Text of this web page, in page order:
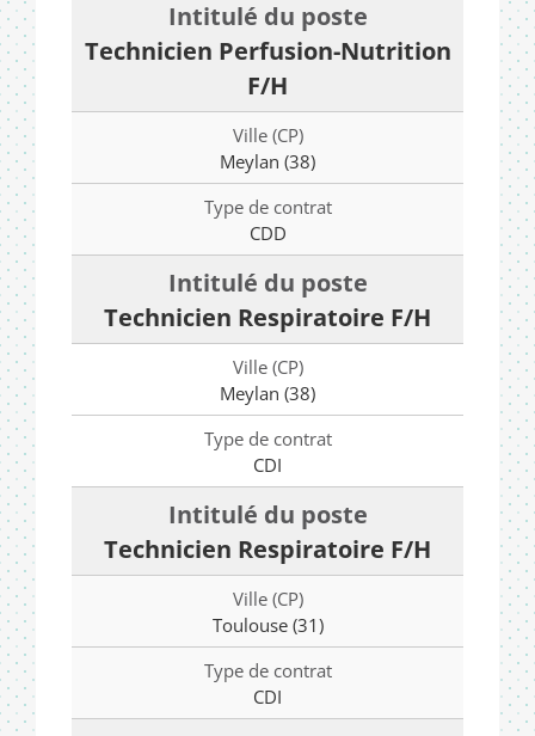
Technicien Perfusion-Nutrition
F/H
Meylan (38)
CDD
Technicien Respiratoire F/H
Meylan (38)
CDI
Technicien Respiratoire F/H
Toulouse (31)
CDI